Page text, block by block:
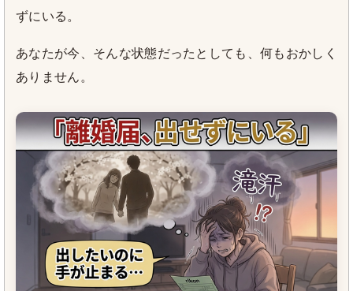
ずにいる。
あなたが今、そんな状態だったとしても、何もおかしく
ありません。